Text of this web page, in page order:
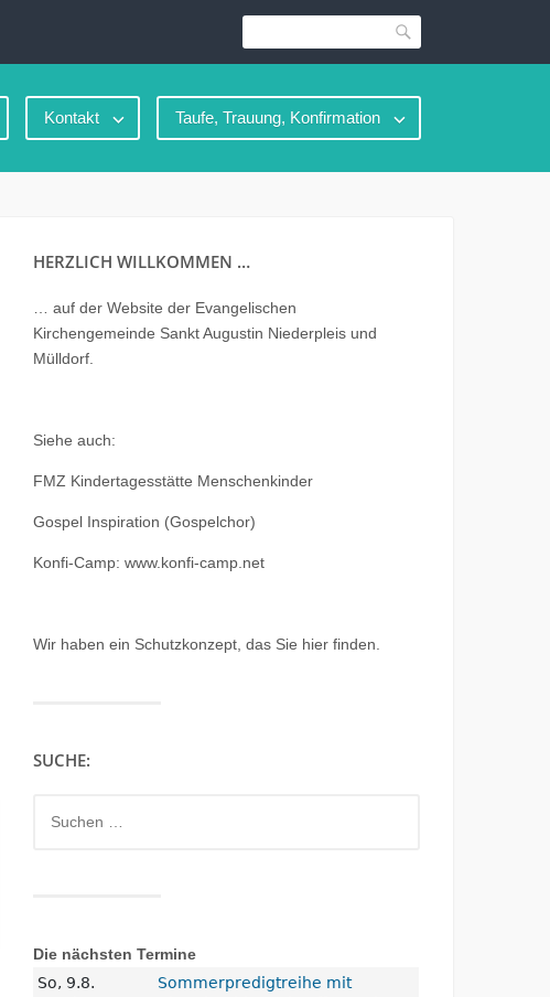
Suche
Kontakt Taufe, Trauung, Konfirmation
HERZLICH WILLKOMMEN …
… auf der Website der Evangelischen
Kirchengemeinde Sankt Augustin Niederpleis und
Mülldorf.
Siehe auch:
FMZ Kindertagesstätte Menschenkinder
Gospel Inspiration (Gospelchor)
Konfi-Camp: www.konfi-camp.net
Wir haben ein Schutzkonzept, das Sie hier finden.
SUCHE:
nach:
Die nächsten Termine